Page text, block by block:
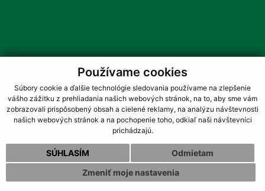
Používame cookies
Súbory cookie a ďalšie technológie sledovania používame na zlepšenie
vášho zážitku z prehliadania našich webových stránok, na to, aby sme vám
zobrazovali prispôsobený obsah a cielené reklamy, na analýzu návštevnosti
našich webových stránok a na pochopenie toho, odkiaľ naši návštevníci
prichádzajú.
SÚHLASÍM
Odmietam
Zmeniť moje nastavenia